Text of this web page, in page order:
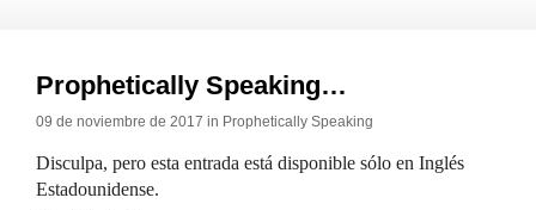
Prophetically Speaking…
09 de noviembre de 2017 in Prophetically Speaking
Disculpa, pero esta entrada está disponible sólo en Inglés
Estadounidense.